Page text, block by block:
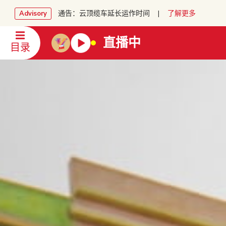
Advisory 通告：云顶缆车延长运作时间 | 了解更多
目录 直播中